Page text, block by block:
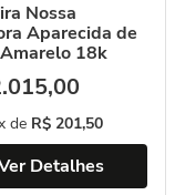
Nossa
Aparecida de
18k
.015,00
de R$ 201,50
Detalhes